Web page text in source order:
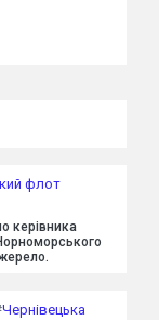
флот
керівника
Чернівецька